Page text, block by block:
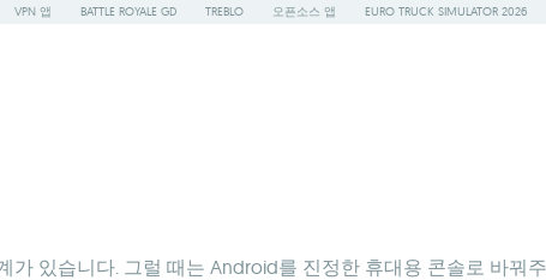
VPN 앱 BATTLE ROYALE GD TREBLO 오픈소스 앱 EURO TRUCK SIMULATOR 2026
있습니다. 그럴 때는 Android를 진정한 휴대용 콘솔로 바꿔